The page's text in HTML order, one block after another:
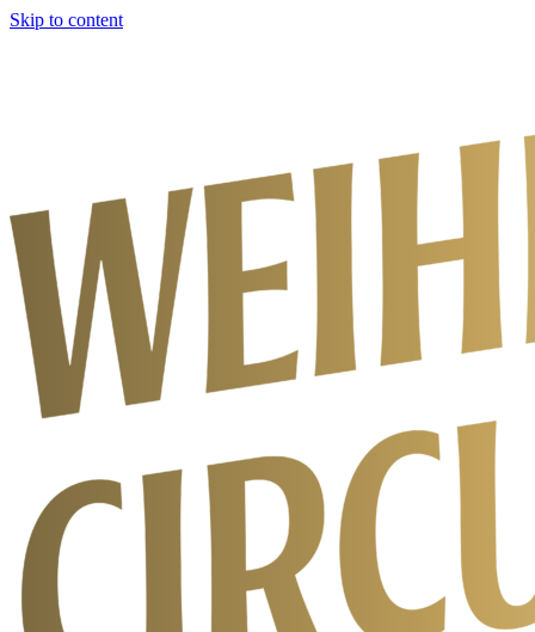
Skip to content